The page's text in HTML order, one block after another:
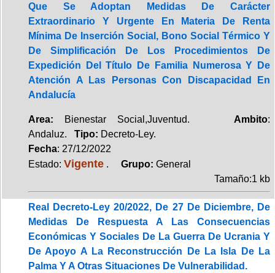
Que Se Adoptan Medidas De Carácter
Extraordinario Y Urgente En Materia De Renta
Mínima De Inserción Social, Bono Social Térmico Y
De Simplificación De Los Procedimientos De
Expedición Del Título De Familia Numerosa Y De
Atención A Las Personas Con Discapacidad En
Andalucía
Area: Bienestar Social,Juventud. Ambito:
Andaluz. Tipo: Decreto-Ley.
Fecha: 27/12/2022
Estado: Vigente . Grupo: General
Tamaño:1 kb
Real Decreto-Ley 20/2022, De 27 De Diciembre, De
Medidas De Respuesta A Las Consecuencias
Económicas Y Sociales De La Guerra De Ucrania Y
De Apoyo A La Reconstrucción De La Isla De La
Palma Y A Otras Situaciones De Vulnerabilidad.